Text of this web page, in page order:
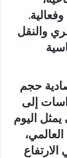
والنقل
حجم
إلى
اليوم
العالمي،